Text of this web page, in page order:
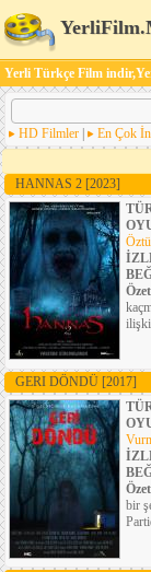
Yerli Türkçe Film
HD Filmler En Çok
HANNAS 2 [2023]
GERI DÖNDÜ [2017]
bir